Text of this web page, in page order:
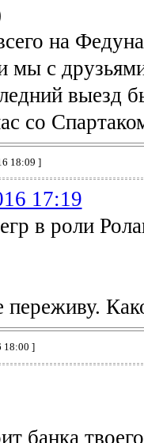
на
мы с
выезд
со
18:09 ]
17:19
в роли
18:00 ]
банка